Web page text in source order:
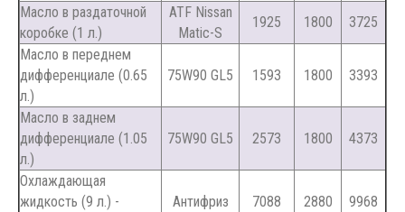
Масло в раздаточной
коробке (1 л.)
ATF Nissan
Matic-S
1925 1800
3725
Масло в переднем
дифференциале (0.65
л.)
75W90 GL5 1593 1800 3393
Масло в заднем
дифференциале (1.05
л.)
75W90 GL5 2573 1800 4373
Охлаждающая
жидкость (9 л.) -
Антифриз 7088 2880 9968